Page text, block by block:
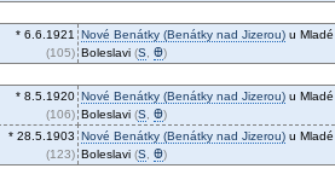
* 6.6.1921
(105)
Nové Benátky (Benátky nad Jizerou) u Mladé
Boleslavi (S Ꚛ)
* 8.5.1920
(106)
Nové Benátky (Benátky nad Jizerou) u Mladé
Boleslavi (S Ꚛ)
* 28.5.1903
(123)
Nové Benátky (Benátky nad Jizerou) u Mladé
Boleslavi (S Ꚛ)